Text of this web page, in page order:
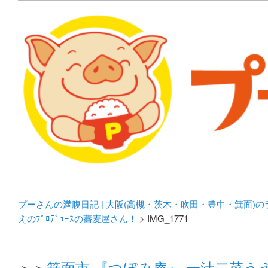
プーさんの満腹日記 |
豊中・箕面)のランチ＆
化してます。
プーさんの満腹日記 | 大阪(高槻・茨木・吹田・豊中・箕面)
えのﾌﾟﾛﾃﾞｭｰｽの蕎麦屋さん！ > IMG_1771